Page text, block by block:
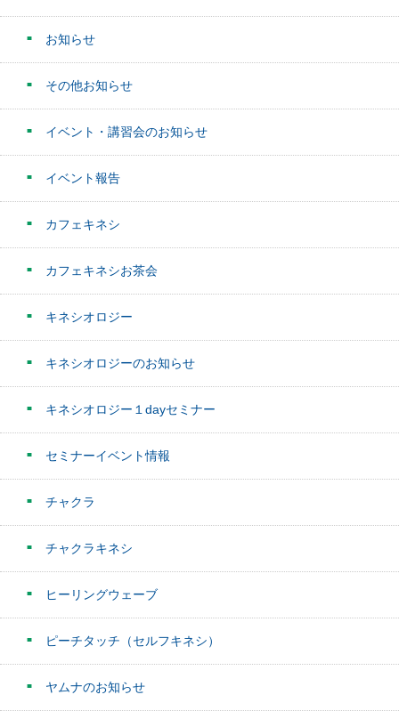
お知らせ
その他お知らせ
イベント・講習会のお知らせ
イベント報告
カフェキネシ
カフェキネシお茶会
キネシオロジー
キネシオロジーのお知らせ
キネシオロジー１dayセミナー
セミナーイベント情報
チャクラ
チャクラキネシ
ヒーリングウェーブ
ピーチタッチ（セルフキネシ）
ヤムナのお知らせ